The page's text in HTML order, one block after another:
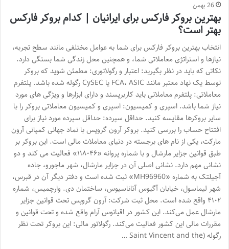
26 بهمن
بهترین بروکر فارکس برای ایرانیان | کدام بروکر فارکس
بهتر است؟
انتخاب بهترین بروکر فارکس برای شما به عوامل مختلفی مانند سطح تجربه،
نیازها و استراتژی معاملاتی شما، و همچنین محل زندگی شما بستگی دارد.
نکاتی که باید در نظر بگیرید: اعتبار و رگولاتوری: مطمئن شوید که بروکر
توسط یک نهاد معتبر مانند FCA، ASIC یا CySEC رگوله شده باشد. پلتفرم
معاملاتی: پلتفرم معاملاتی باید کاربرپسند و دارای ابزارها و ویژگی های مورد
نیاز شما باشد. اسپری و کمیسیون: اسپری و کمیسیون معاملاتی بروکر را با
سایر بروکرها مقایسه کنید. حداقل سپرده: حداقل سپرده مورد نیاز برای
افتتاح حساب را بررسی کنید. بروکر آرون گروپس با نماد جهانی کمپانی آرون
مارکت، یکی از نام‌ های برجسته در دنیای معاملات مالی است. این بروکر بر
طبق قوانین جزایر مارشال و با شماره پروانه «۱۱۸۰۴۶» فعالیت می‌ کند و دو
نشانی مهم دارد. نشانی اصلی آن در جزایر مارشال، شهر ماجورو، جاده
آجیلتک به شماره «MH96960» ثبت شده است و دفتر دیگر آن در قبرس،
شهر لیماسول، خیابان آگیوس آتاناسیوس، ساختمان دی. وارچمیس، شماره
۴۱۰۲ واقع شده است. محل ثبت شرکت: آرون گروپس تحت قوانین جزایر
مارشال عمل می‌کند. این کشور در اقیانوس آرام واقع شده و تحت قوانین و
مقررات مالی این کشور فعالیت می‌کند. رگولاتور مالی: این بروکر تحت نظر
رگوله (Saint Vincent and the …